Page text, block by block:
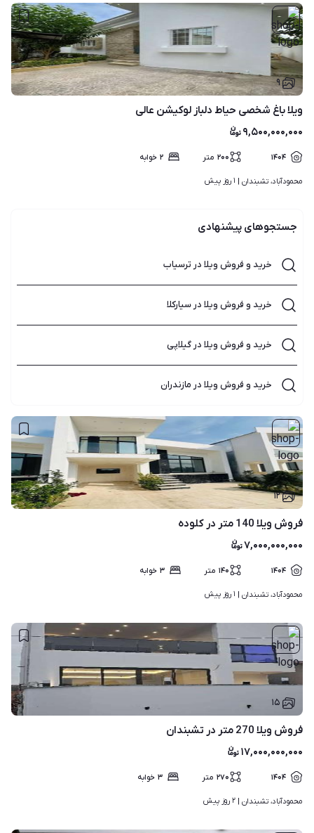
۹
ویلا باغ شخصی حیاط دلباز لوکیشن عالی
۹,۵۰۰,۰۰۰,۰۰۰
۱۴۰۴ ۲۰۰ متر ۲ خوابه
محمودآباد، تشبندان | ۱ روز پیش
جستجوهای پیشنهادی
خرید و فروش ویلا در ترسیاب
خرید و فروش ویلا در سیارکلا
خرید و فروش ویلا در گیلاپی
خرید و فروش ویلا در مازندران
۱۲
فروش ویلا 140 متر در کلوده
۷,۰۰۰,۰۰۰,۰۰۰
۱۴۰۴ ۱۴۰ متر ۳ خوابه
محمودآباد، تشبندان | ۱ روز پیش
۱۵
فروش ویلا 270 متر در تشبندان
۱۷,۰۰۰,۰۰۰,۰۰۰
۱۴۰۴ ۲۷۰ متر ۳ خوابه
محمودآباد، تشبندان | ۲ روز پیش